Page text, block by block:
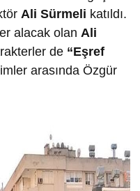
Ali Sürmeli katıldı.
alacak olan Ali
de “Eşref
arasında Özgür